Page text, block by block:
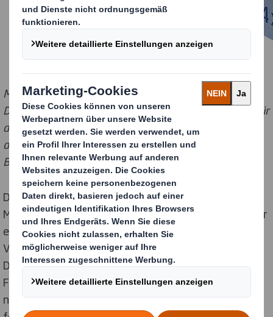
Mit Silber prämiert wurde DS Smith Packaging
Deutschland bei den diesjährigen EFIA Print Awards für
das anspruchsvolle Druckbild der Regalverpackung für
das Christinen Multivitamin-12 Fruchtsaftgetränk.
Bildquelle: DS Smith
Das in verschiedenen Größen und Flaschen erhältliche
Multivitamin-12 Fruchtsaftgetränk ist eines davon. Für
eine ansprechende Warenpräsentation in den
Verkaufsregalen sorgt die Wellpapp-Verpackung, die
DS Smith für den Absatz der handlichen 0,5 l PET-
Flaschen realisierte. Die Markenwerte des Getränks –
natürlich, fruchtig, frisch – werden perfekt über das